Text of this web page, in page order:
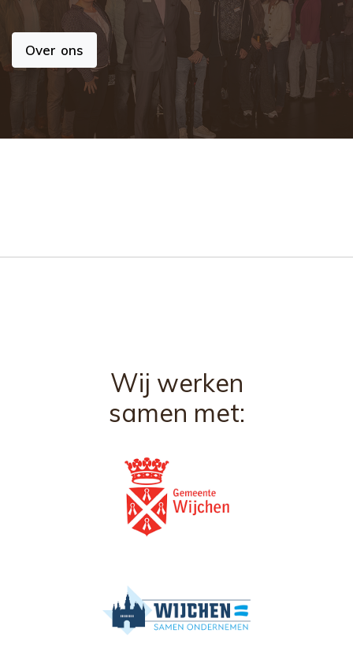
Over ons
Wij werken
samen met: